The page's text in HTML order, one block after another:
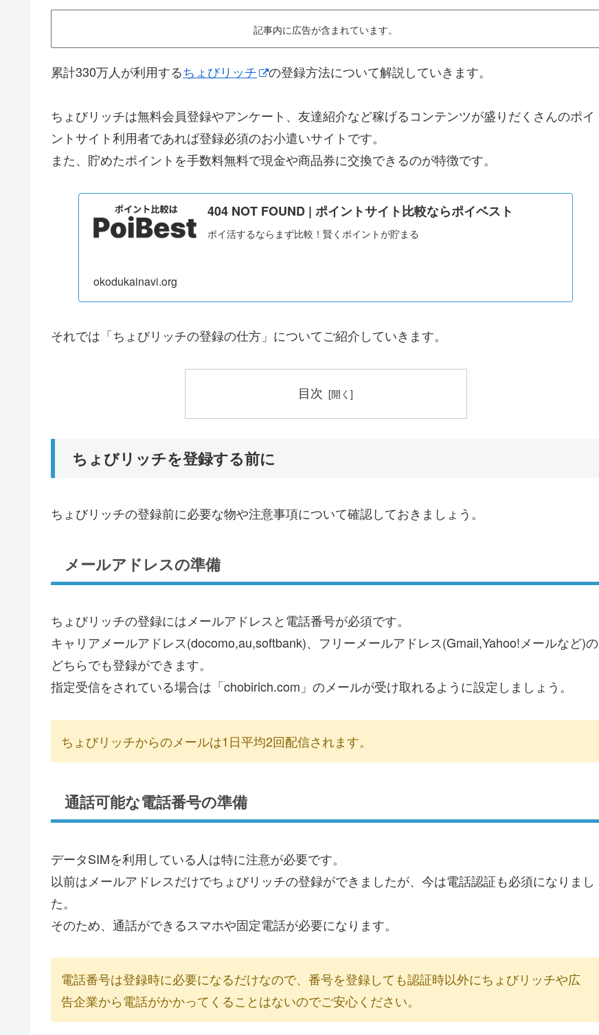
記事内に広告が含まれています。
累計330万人が利用するちょびリッチ の登録方法について解説していきます。
ちょびリッチは無料会員登録やアンケート、友達紹介など稼げるコンテンツが盛りだくさんのポイ
ントサイト利用者であれば登録必須のお小遣いサイトです。
また、貯めたポイントを手数料無料で現金や商品券に交換できるのが特徴です。
404 NOT FOUND | ポイントサイト比較ならポイベスト
ポイ活するならまず比較！賢くポイントが貯まる
okodukainavi.org
それでは「ちょびリッチの登録の仕方」についてご紹介していきます。
目次
ちょびリッチを登録する前に
ちょびリッチの登録前に必要な物や注意事項について確認しておきましょう。
メールアドレスの準備
ちょびリッチの登録にはメールアドレスと電話番号が必須です。
キャリアメールアドレス(docomo,au,softbank)、フリーメールアドレス(Gmail,Yahoo!メールなど)の
どちらでも登録ができます。
指定受信をされている場合は「chobirich.com」のメールが受け取れるように設定しましょう。
ちょびリッチからのメールは1日平均2回配信されます。
通話可能な電話番号の準備
データSIMを利用している人は特に注意が必要です。
以前はメールアドレスだけでちょびリッチの登録ができましたが、今は電話認証も必須になりまし
た。
そのため、通話ができるスマホや固定電話が必要になります。
電話番号は登録時に必要になるだけなので、番号を登録しても認証時以外にちょびリッチや広
告企業から電話がかかってくることはないのでご安心ください。